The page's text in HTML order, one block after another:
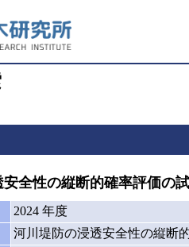
全性の縦断的確率評価の
2024 年度
河川堤防の浸透安全性の縦断